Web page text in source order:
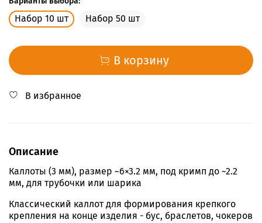
Набор 10 шт Набор 50 шт
В корзину
В избранное
Описание
Каллоты (3 мм), размер ~6×3.2 мм, под кримп до ~2.2
мм, для трубочки или шарика
Классический каллот для формирования крепкого
крепления на конце изделия - бус, браслетов, чокеров